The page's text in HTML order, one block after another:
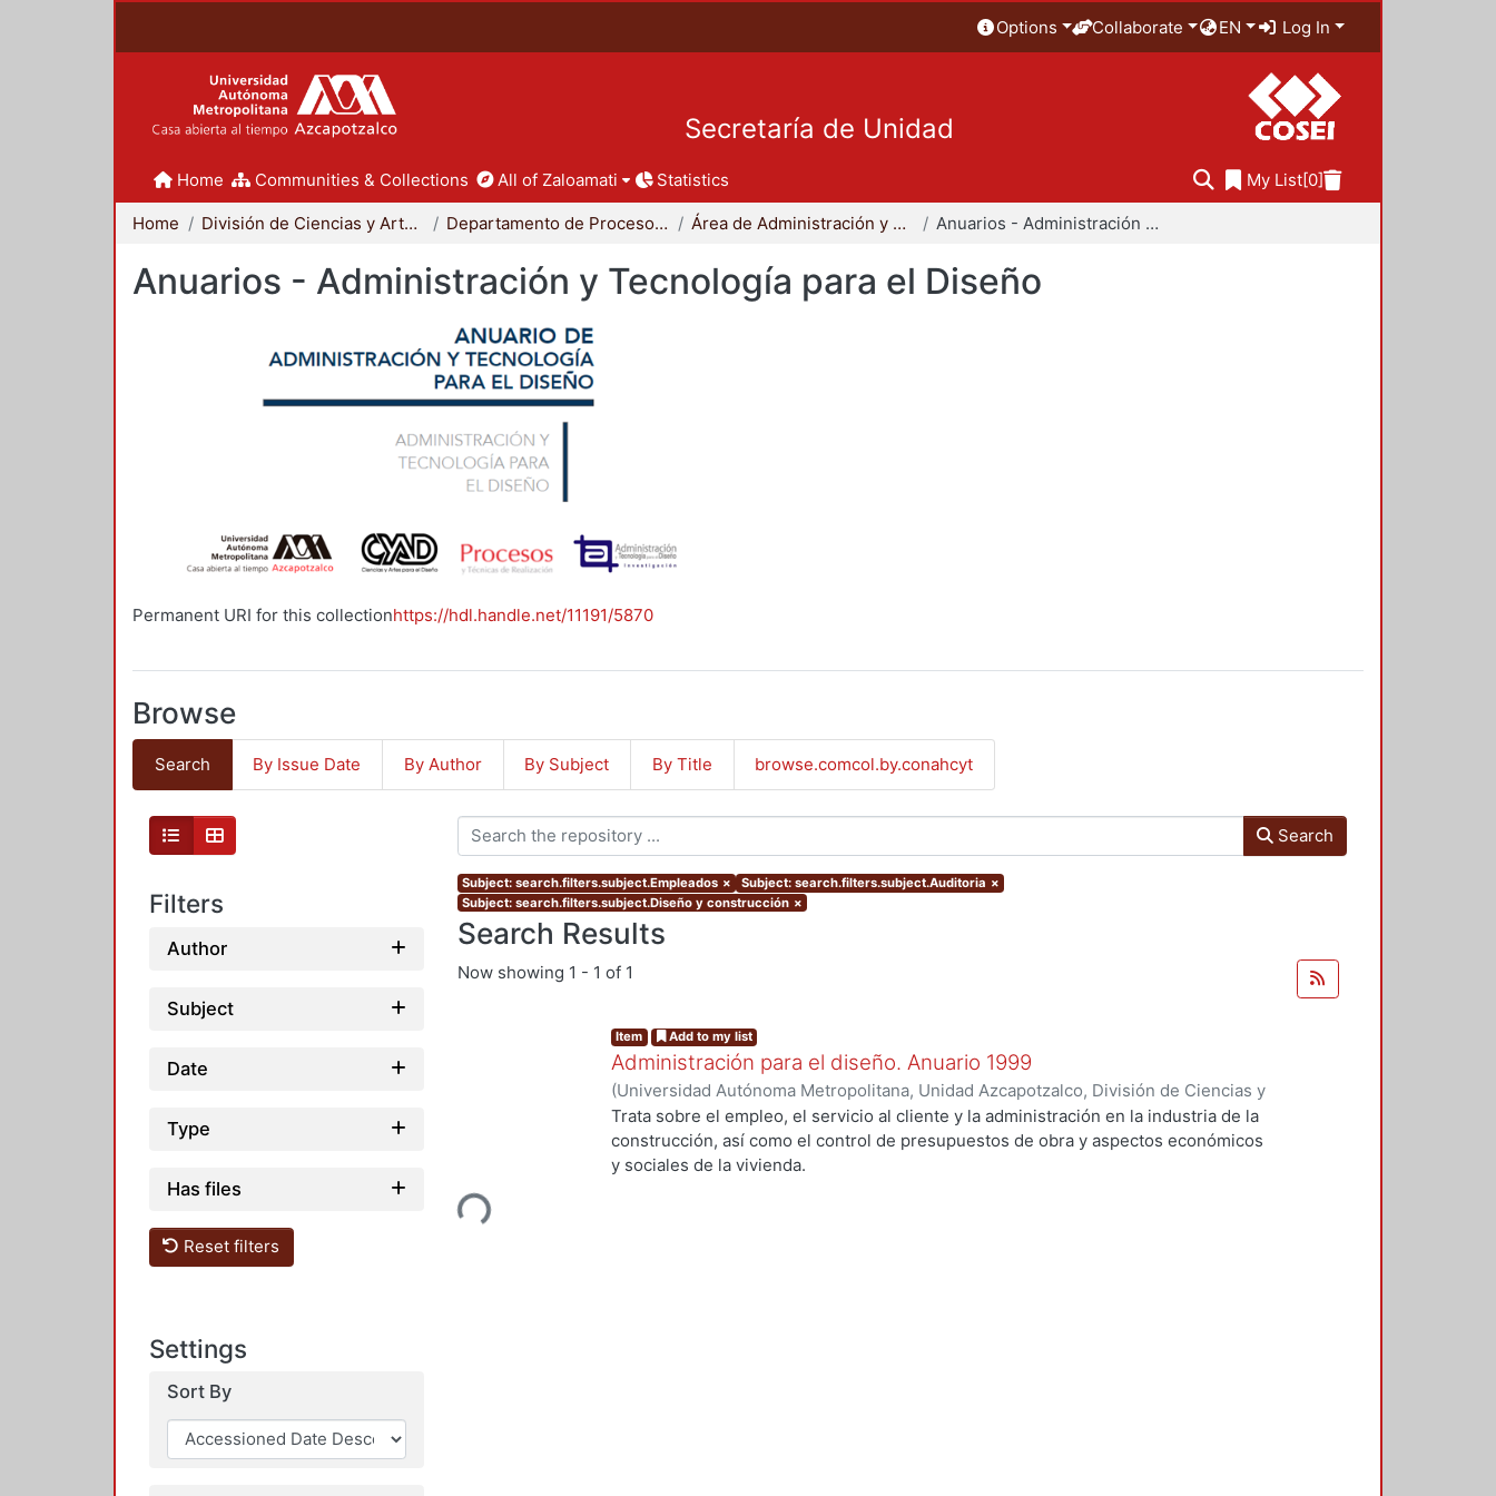
Options Collaborate EN Log In
Secretaría de Unidad
Home Communities & Collections All of Zaloamati Statistics My List[0]
Home División de Ciencias y Artes para el Diseño Departamento de Procesos y Técnicas de Realización Área de Administración y Tecnología para el Diseño Anuarios - Administración y Tecnología para el Diseño
Anuarios - Administración y Tecnología para el Diseño
Permanent URI for this collectionhttps://hdl.handle.net/11191/5870
Browse
Search By Issue Date By Author By Subject By Title browse.comcol.by.conahcyt
Filters
Author
Subject
Date
Type
Has files
Reset filters
Settings
Sort By
Search
Subject: search.filters.subject.Empleados × Subject: search.filters.subject.Auditoria ×
Subject: search.filters.subject.Diseño y construcción ×
Search Results
Now showing 1 - 1 of 1
Loading...
Item Add to my list
Administración para el diseño. Anuario 1999
(Universidad Autónoma Metropolitana, Unidad Azcapotzalco, División de Ciencias y
Artes para el Diseño, Departamento de Procesos y Técnicas de Realización,1999)
Poó Rubio, Aurora;Cervantes Abarca, Alejandro;Vilchis Salazar, Rubén;Carpio
Utrilla, César Jorge;Rodríguez Martínez, Jorge
Trata sobre el empleo, el servicio al cliente y la administración en la industria de la
construcción, así como el control de presupuestos de obra y aspectos económicos
y sociales de la vivienda.